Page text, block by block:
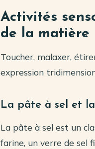
Activités
de la matière
Toucher, malaxer,
expression
La pâte à sel et
La pâte à sel est un
farine, un verre de sel